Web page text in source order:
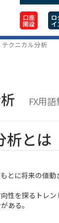
口座
開設
ロ
イ
テクニカル分析
析 FX用語
析とは
とに将来の値
性を探るトレ
ある。